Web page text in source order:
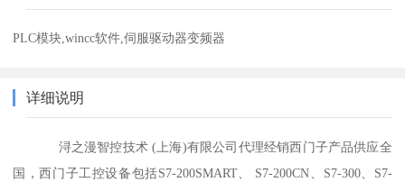
PLC模块,wincc软件,伺服驱动器变频器
详细说明
浔之漫智控技术 (上海)有限公司代理经销西门子产品供应全
国，西门子工控设备包括S7-200SMART、 S7-200CN、S7-300、S7-